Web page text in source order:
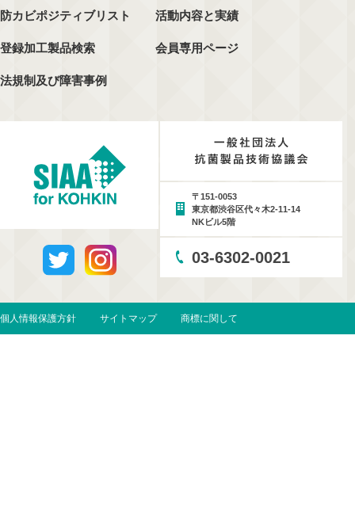
防カビポジティブリスト
登録加工製品検索
法規制及び障害事例
活動内容と実績
会員専用ページ
〒151-0053
東京都渋谷区代々木2-11-14
NKビル5階
03-6302-0021
個人情報保護方針 サイトマップ 商標に関して